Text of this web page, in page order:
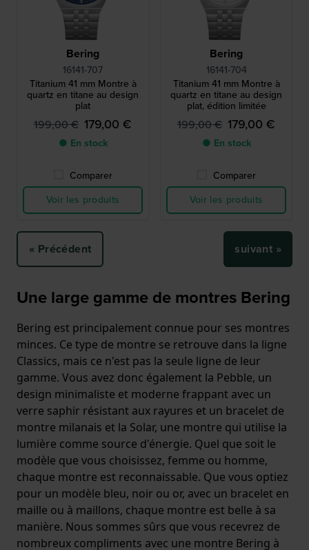
Bering
16141-707
Titanium 41 mm Montre à
quartz en titane au design
plat
199,00 € 179,00 €
● En stock
Comparer
Voir les produits
Bering
16141-704
Titanium 41 mm Montre à
quartz en titane au design
plat, édition limitée
199,00 € 179,00 €
● En stock
Comparer
Voir les produits
« Précédent suivant »
Une large gamme de montres Bering
Bering est principalement connue pour ses montres
minces. Ce type de montre se retrouve dans la ligne
Classics, mais ce n'est pas la seule ligne de leur
gamme. Vous avez donc également la Pebble, un
design minimaliste et moderne frappant avec un
verre saphir résistant aux rayures et un bracelet de
montre milanais et la Solar, une montre qui utilise la
lumière comme source d'énergie. Quel que soit le
modèle que vous choisissez, femme ou homme,
chaque montre est reconnaissable. Que vous optiez
pour un modèle bleu, noir ou or, avec un bracelet en
maille ou à maillons, chaque montre est belle à sa
manière. Nous sommes sûrs que vous recevrez de
nombreux compliments avec une montre Bering à